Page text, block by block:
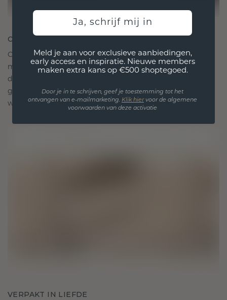
ONTWORPEN VOOR VERBINDING
Onze ontwerpfilosofie is gericht op verbinding,
met elk stuk ontworpen om de tand des tijds te
doorstaan. Het wordt jouw symbool van liefde en
gekoesterde momenten, bedoeld om voor altijd te
worden gedragen en gekoesterd.
VERPAKT IN LIEFDE
Ja, schrijf mij in
Meld je aan voor exclusieve aanbiedingen,
early access en inspiratie. Nieuwe members
maken extra kans op €500 shoptegoed.
Door je in te schrijven, geef je toestemming tot het
ontvangen van e-mailmarketing. Klik hiervoor de algemene
voorwaarden van deze activatie